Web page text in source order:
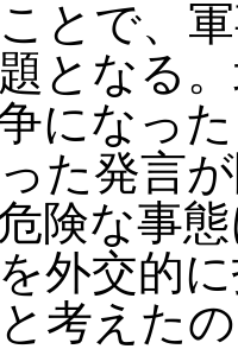
とで、
となる
になっ
た発言
険な事
外交的
考えた